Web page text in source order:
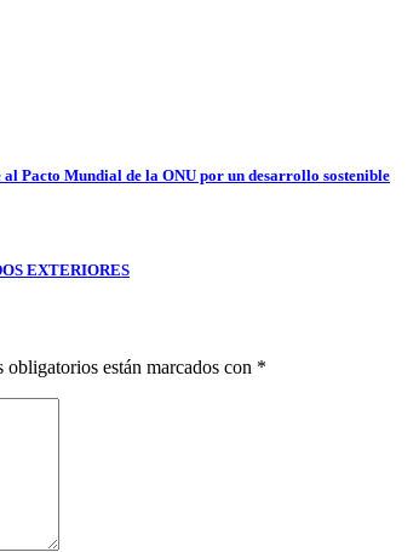
Pacto Mundial de la ONU por un desarrollo sostenible
EXTERIORES
obligatorios están marcados con *